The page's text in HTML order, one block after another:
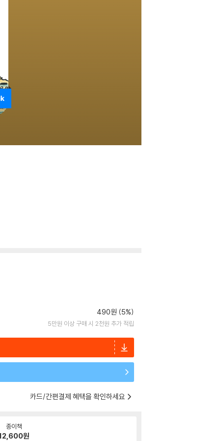
490원 (5%)
5만원 이상 구매 시 2천원 추가 적립
카드/간편결제 혜택을 확인하세요
종이책
원